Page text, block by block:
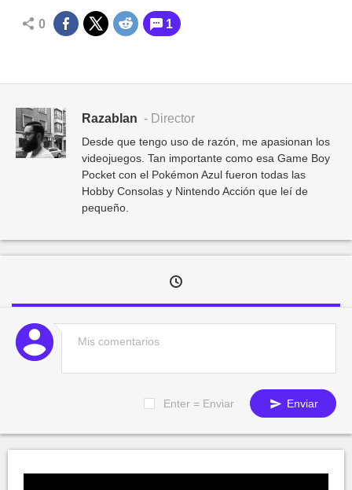
0 1
Razablan - Director
Desde que tengo uso de razón, me apasionan los
videojuegos. Tan importante como esa Game Boy
Pocket con el Pokémon Azul fueron todas las
Hobby Consolas y Nintendo Acción que leí de
pequeño.
Enter = Enviar Enviar